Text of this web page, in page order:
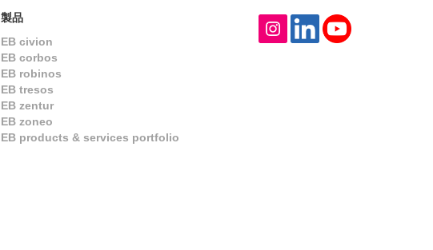
製品
EB civion
EB corbos
EB robinos
EB tresos
EB zentur
EB zoneo
EB products & services portfolio